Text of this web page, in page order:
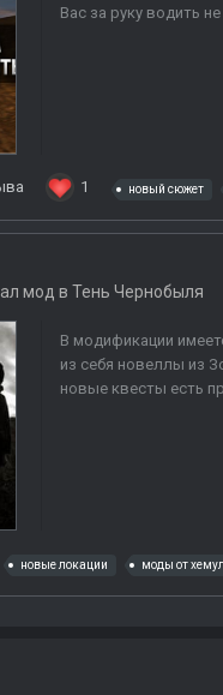
Вас за руку водить
1 новый сюжет
мод в Тень Чернобыля
В модификации
из себя новеллы из
новые квесты есть
новые локации моды от